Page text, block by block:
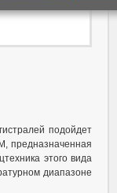
подойдет
предназначенная
этого вида
диапазоне